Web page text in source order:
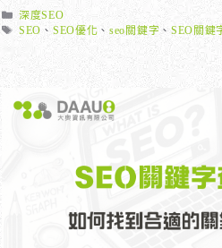
分
類
深度SEO
標
SEO 、 SEO優化 、seo關鍵字 、 SEO關鍵